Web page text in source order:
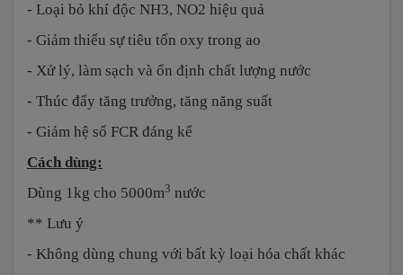
- Loại bỏ khí độc NH3, NO2 hiệu quả
- Giảm thiểu sự tiêu tốn oxy trong ao
- Xử lý, làm sạch và ổn định chất lượng nước
- Thúc đẩy tăng trưởng, tăng năng suất
- Giảm hệ số FCR đáng kể
Cách dùng:
Dùng 1kg cho 5000m3 nước
** Lưu ý
- Không dùng chung với bất kỳ loại hóa chất khác